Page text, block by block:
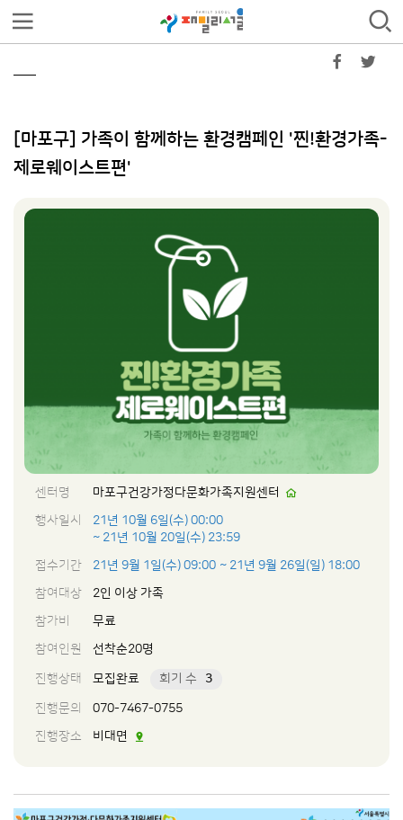
[마포구] 가족이 함께하는 환경캠페인 '찐!환경가족-
제로웨이스트편'
센터명
마포구건강가정다문화가족지원센터
행사일시
21년 10월 6일(수) 00:00
~ 21년 10월 20일(수) 23:59
접수기간
21년 9월 1일(수) 09:00 ~ 21년 9월 26일(일) 18:00
참여대상
2인 이상 가족
참가비
무료
참여인원
선착순20명
진행상태 모집완료 회기 수 3
진행문의
070-7467-0755
진행장소
비대면